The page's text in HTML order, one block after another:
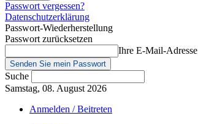
Passwort vergessen?
Datenschutzerklärung
Passwort-Wiederherstellung
Passwort zurücksetzen
Ihre E-Mail-Adresse
Suche
Samstag, 08. August 2026
Anmelden / Beitreten